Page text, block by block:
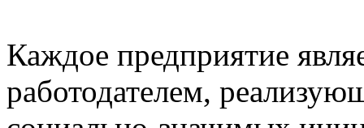
Каждое предприятие
работодателем,